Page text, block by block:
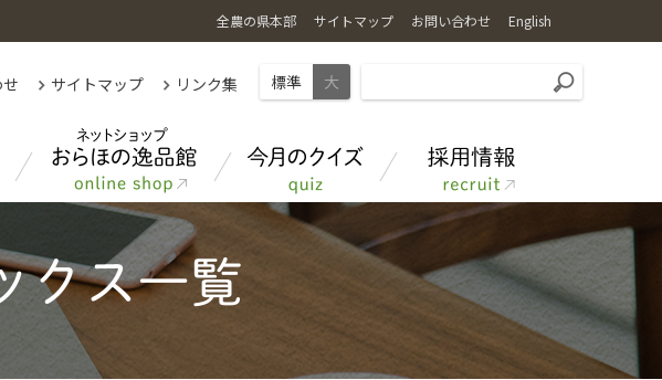
全農の県本部 サイトマップ お問い合わせ English
サイトマップ リンク集 標準 大
あきたのお米
クイズ応募フォーム